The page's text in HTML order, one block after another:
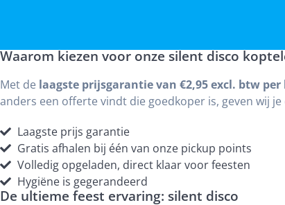
Waarom kiezen voor onze silent disco
Met de laagste prijsgarantie van €2,95 excl. btw
anders een offerte vindt die goedkoper is, geven wij
Laagste prijs garantie
Gratis afhalen bij één van onze pickup points
Volledig opgeladen, direct klaar voor feesten
Hygiëne is gegerandeerd
De ultieme feest ervaring: silent disco